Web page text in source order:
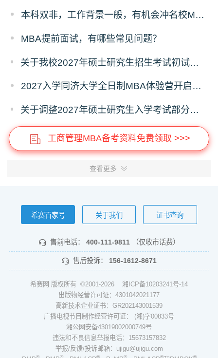
本科双非，工作背景一般，有机会冲名校MBA吗？
MBA提前面试，有哪些常见问题？
关于我校2027年硕士研究生招生考试初试科目调整的补充公告
2027入学同济大学全日制MBA体验营开启报名！
关于调整2027年硕士研究生入学考试部分专业考试科目的通知
工商管理MBA备考资料免费领取 >>>
查看更多
希赛百家号 关于我们 证书查询
售前电话： 400-111-9811 （仅收市话费）
售后投诉： 156-1612-8671
希赛网 版权所有 ©2001-2026 湘ICP备10203241号-14
出版物经营许可证：4301042021177
高新技术企业证书：GR202143001539
广播电视节目制作经营许可证： (湘)字00833号
湘公网安备43019002000749号
违法和不良信息举报电话：15673157832
举报/反馈/投诉邮箱：ujigu@ujigu.com
® ® ® ® ® ®